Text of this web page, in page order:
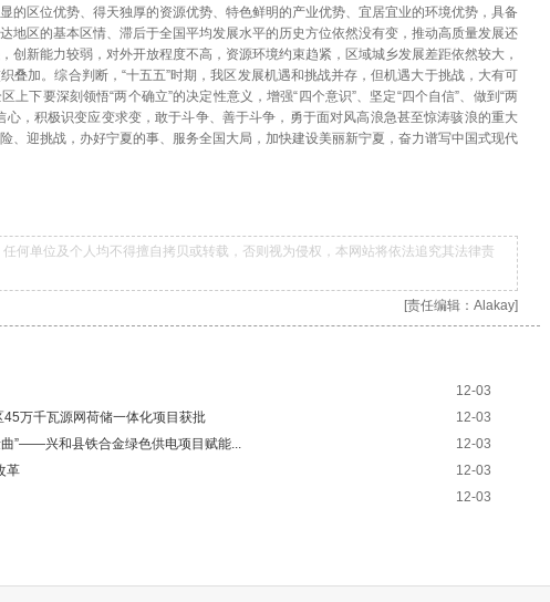
的区位优势、得天独厚的资源优势、特色鲜明的产业优势、宜居宜业的环境优势，具备
地区的基本区情、滞后于全国平均发展水平的历史方位依然没有变，推动高质量发展还
创新能力较弱，对外开放程度不高，资源环境约束趋紧，区域城乡发展差距依然较大，
叠加。综合判断，“十五五”时期，我区发展机遇和挑战并存，但机遇大于挑战，大有可
上下要深刻领悟“两个确立”的决定性意义，增强“四个意识”、坚定“四个自信”、做到“两
心，积极识变应变求变，敢于斗争、善于斗争，勇于面对风高浪急甚至惊涛骇浪的重大
、迎挑战，办好宁夏的事、服务全国大局，加快建设美丽新宁夏，奋力谱写中国式现代
何单位及个人均不得擅自拷贝或转载，否则视为侵权，本网站将依法追究其法律责
[责任编辑：Alakay]
12-03
万千瓦源网荷储一体化项目获批
12-03
”——兴和县铁合金绿色供电项目赋能...
12-03
革
12-03
12-03